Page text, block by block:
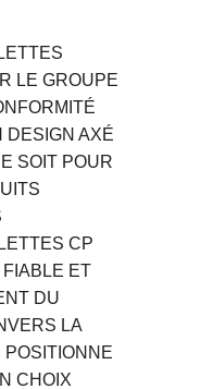
LE GROUPE
DESIGN AXÉ
SOIT POUR
CP
ET
DU
LA
CHOIX